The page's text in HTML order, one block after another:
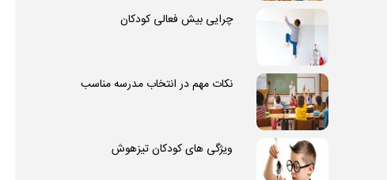
چرایی بیش فعالی کودکان
نکات مهم در انتخاب مدرسه مناسب
ویژگی های کودکان تیزهوش